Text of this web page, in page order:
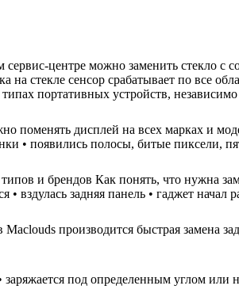
центре можно заменить стекло с
на стекле сенсор срабатывает по все
портативных устройств,
поменять дисплей на всех марках и
• появились полосы, битые пиксели,
и брендов Как понять, что нужна
вздулась задняя панель • гаджет начал
производится быстрая замена
заряжается под определенным углом или